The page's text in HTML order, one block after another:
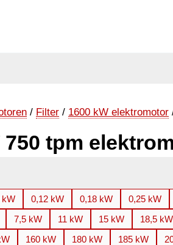
/ Filter / 1600 kW elektromotor
750 tpm
kW 0,12 kW 0,18 kW 0,25 kW
7,5 kW 11 kW 15 kW 18,5 kW
160 kW 180 kW 185 kW